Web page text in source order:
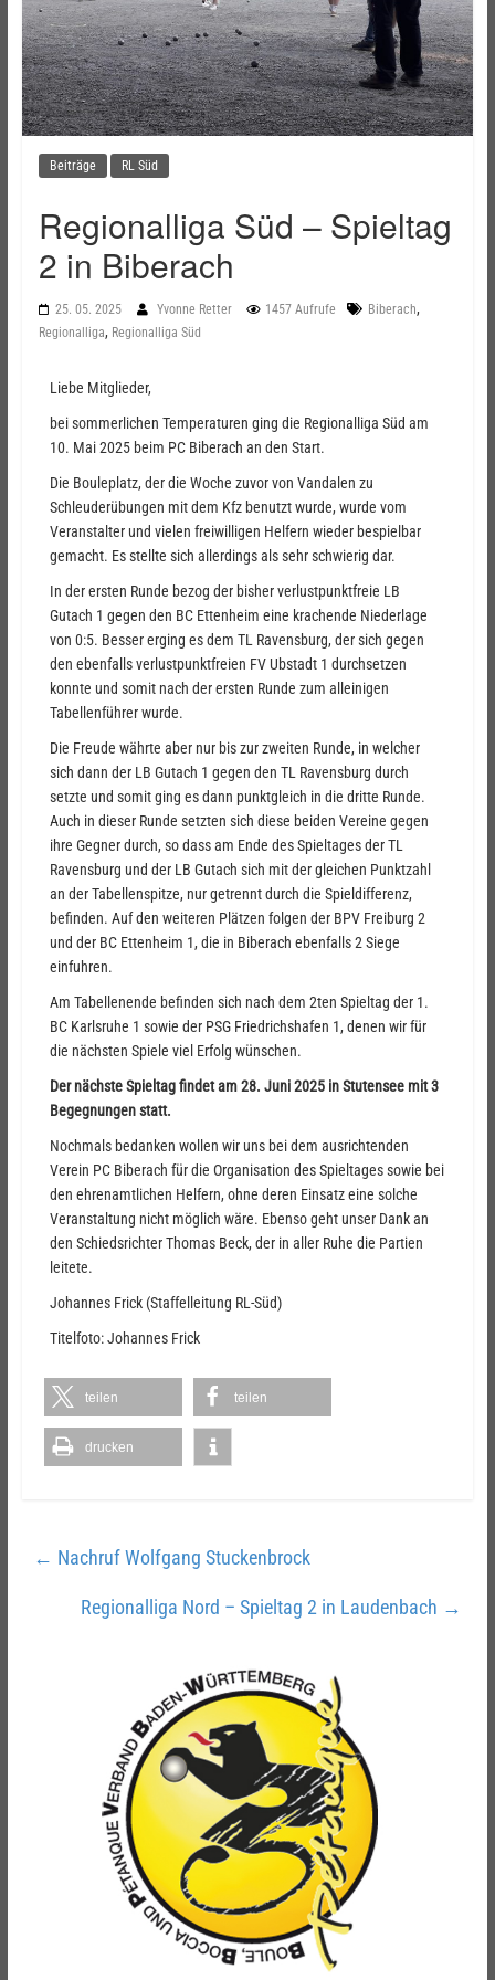
Beiträge RL Süd
Regionalliga Süd – Spieltag
2 in Biberach
25. 05. 2025 Yvonne Retter 1457 Aufrufe Biberach,
Regionalliga, Regionalliga Süd
Liebe Mitglieder,
bei sommerlichen Temperaturen ging die Regionalliga Süd am
10. Mai 2025 beim PC Biberach an den Start.
Die Bouleplatz, der die Woche zuvor von Vandalen zu
Schleuderübungen mit dem Kfz benutzt wurde, wurde vom
Veranstalter und vielen freiwilligen Helfern wieder bespielbar
gemacht. Es stellte sich allerdings als sehr schwierig dar.
In der ersten Runde bezog der bisher verlustpunktfreie LB
Gutach 1 gegen den BC Ettenheim eine krachende Niederlage
von 0:5. Besser erging es dem TL Ravensburg, der sich gegen
den ebenfalls verlustpunktfreien FV Ubstadt 1 durchsetzen
konnte und somit nach der ersten Runde zum alleinigen
Tabellenführer wurde.
Die Freude währte aber nur bis zur zweiten Runde, in welcher
sich dann der LB Gutach 1 gegen den TL Ravensburg durch
setzte und somit ging es dann punktgleich in die dritte Runde.
Auch in dieser Runde setzten sich diese beiden Vereine gegen
ihre Gegner durch, so dass am Ende des Spieltages der TL
Ravensburg und der LB Gutach sich mit der gleichen Punktzahl
an der Tabellenspitze, nur getrennt durch die Spieldifferenz,
befinden. Auf den weiteren Plätzen folgen der BPV Freiburg 2
und der BC Ettenheim 1, die in Biberach ebenfalls 2 Siege
einfuhren.
Am Tabellenende befinden sich nach dem 2ten Spieltag der 1.
BC Karlsruhe 1 sowie der PSG Friedrichshafen 1, denen wir für
die nächsten Spiele viel Erfolg wünschen.
Der nächste Spieltag findet am 28. Juni 2025 in Stutensee mit 3
Begegnungen statt.
Nochmals bedanken wollen wir uns bei dem ausrichtenden
Verein PC Biberach für die Organisation des Spieltages sowie bei
den ehrenamtlichen Helfern, ohne deren Einsatz eine solche
Veranstaltung nicht möglich wäre. Ebenso geht unser Dank an
den Schiedsrichter Thomas Beck, der in aller Ruhe die Partien
leitete.
Johannes Frick (Staffelleitung RL-Süd)
Titelfoto: Johannes Frick
teilen teilen
drucken
← Nachruf Wolfgang Stuckenbrock
Regionalliga Nord – Spieltag 2 in Laudenbach →